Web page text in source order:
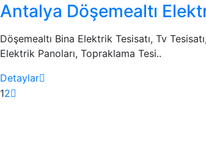
Antalya Döşemealtı
Döşemealtı Bina Elektrik Tesisatı, Tv
Elektrik Panoları, Topraklama Tesi..
Detaylar
12